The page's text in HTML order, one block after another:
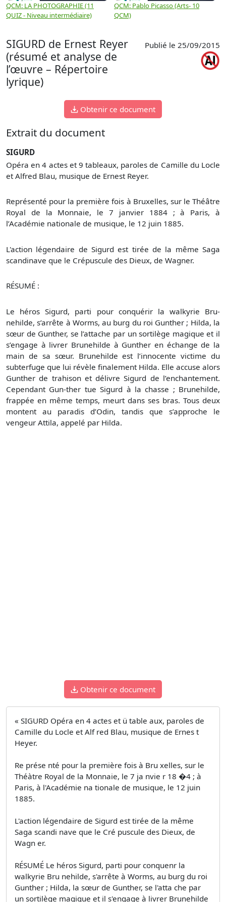
QCM: LA PHOTOGRAPHIE (11
QUIZ - Niveau intermédiaire)
QCM: Pablo Picasso (Arts- 10
QCM)
SIGURD de Ernest Reyer
(résumé et analyse de
l’œuvre – Répertoire
lyrique)
Publié le 25/09/2015
Obtenir ce document
Extrait du document
SIGURD
Opéra en 4 actes et 9 tableaux, paroles de Camille du Locle
et Alfred Blau, musique de Ernest Reyer.
Représenté pour la première fois à Bruxelles, sur le Théâtre
Royal de la Monnaie, le 7 janvier 1884 ; à Paris, à
l’Académie nationale de musique, le 12 juin 1885.
L'action légendaire de Sigurd est tirée de la même Saga
scandinave que le Crépuscule des Dieux, de Wagner.
RÉSUMÉ :
Le héros Sigurd, parti pour conquérir la walkyrie Bru-
nehilde, s’arrête à Worms, au burg du roi Gunther ; Hilda, la
sœur de Gunther, se l’attache par un sortilège magique et il
s’engage à livrer Brunehilde à Gunther en échange de la
main de sa sœur. Brunehilde est l’innocente victime du
subterfuge que lui révèle finalement Hilda. Elle accuse alors
Gunther de trahison et délivre Sigurd de l’enchantement.
Cependant Gun-ther tue Sigurd à la chasse ; Brunehilde,
frappée en même temps, meurt dans ses bras. Tous deux
montent au paradis d’Odin, tandis que s’approche le
vengeur Attila, appelé par Hilda.
Obtenir ce document
« SIGURD Opéra en 4 actes et ü table aux, paroles de
Camille du Locle et Alf red Blau, musique de Ernes t
Heyer.
Re prése nté pour la première fois à Bru xelles, sur le
Théàtre Royal de la Monnaie, le 7 ja nvie r 18 �4 ; à
Paris, à l'Académie na tionale de musique, le 12 juin
1885.
L'action légendaire de Sigurd est tirée de la même
Saga scandi nave que le Cré puscule des Dieux, de
Wagn er.
RÉSUMÉ Le héros Sigurd, parti pour conquenr la
walkyrie Bru­ nehilde, s'arrête à Worms, au burg du roi
Gunther ; Hilda, la sœur de Gunther, se l'atta che par
un sortilège magique et il s'engage à livrer Brunehilde